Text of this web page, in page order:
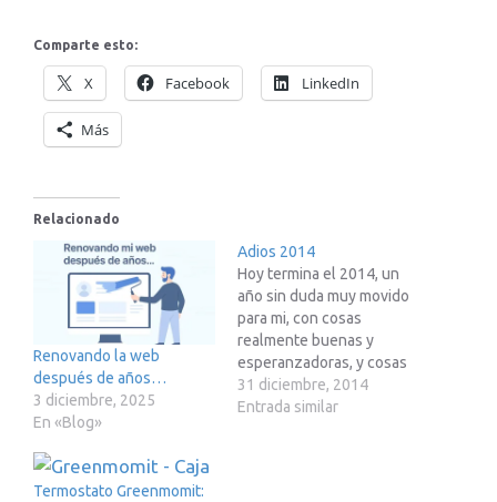
Comparte esto:
X Facebook LinkedIn
Más
Relacionado
Renovando la web
después de años…
3 diciembre, 2025
En «Blog»
Adios 2014
Hoy termina el 2014, un
año sin duda muy movido
para mi, con cosas
realmente buenas y
esperanzadoras, y cosas
realmente nefastas. Dado
que aunque hablo
31 diciembre, 2014
Entrada similar
Termostato Greenmomit: